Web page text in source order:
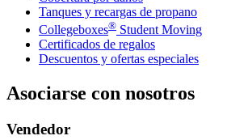
Tanques y recargas de propano
Collegeboxes® Student Moving
Certificados de regalos
Descuentos y ofertas especiales
Asociarse con nosotros
Vendedor